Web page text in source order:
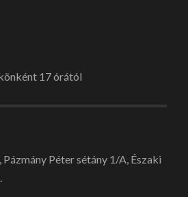
17 órától
Péter sétány 1/A, Északi